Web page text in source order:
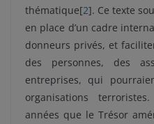
thématique[2]. Ce texte
en place d’un cadre
donneurs privés, et
des personnes, des
entreprises, qui
organisations
années que le Trésor